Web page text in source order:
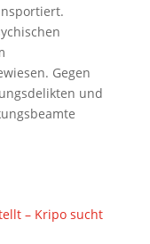
Gegen
und
– Kripo sucht